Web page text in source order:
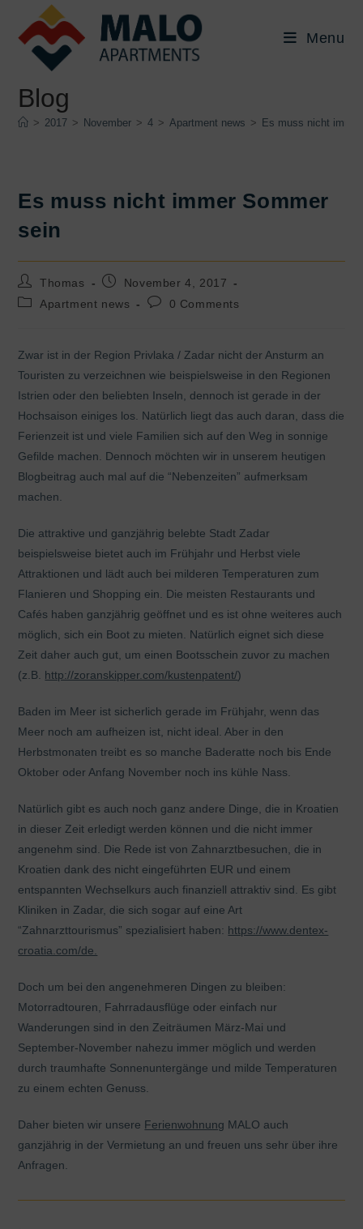
content
Menu
Blog
> 2017 > November > 4 > Apartment news > Es muss nicht
Es muss nicht immer Sommer
sein
Post
author:
Thomas
Post
published:
November 4, 2017
PostApartment news
Post0 Comments
Zwar ist in der Region Privlaka / Zadar nicht der Ansturm an
Touristen zu verzeichnen wie beispielsweise in den Regionen
Istrien oder den beliebten Inseln, dennoch ist gerade in der
Hochsaison einiges los. Natürlich liegt das auch daran, dass die
Ferienzeit ist und viele Familien sich auf den Weg in sonnige
Gefilde machen. Dennoch möchten wir in unserem heutigen
Blogbeitrag auch mal auf die “Nebenzeiten” aufmerksam
machen.
Die attraktive und ganzjährig belebte Stadt Zadar
beispielsweise bietet auch im Frühjahr und Herbst viele
Attraktionen und lädt auch bei milderen Temperaturen zum
Flanieren und Shopping ein. Die meisten Restaurants und
Cafés haben ganzjährig geöffnet und es ist ohne weiteres auch
möglich, sich ein Boot zu mieten. Natürlich eignet sich diese
Zeit daher auch gut, um einen Bootsschein zuvor zu machen
(z.B. http://zoranskipper.com/kustenpatent/)
Baden im Meer ist sicherlich gerade im Frühjahr, wenn das
Meer noch am aufheizen ist, nicht ideal. Aber in den
Herbstmonaten treibt es so manche Baderatte noch bis Ende
Oktober oder Anfang November noch ins kühle Nass.
Natürlich gibt es auch noch ganz andere Dinge, die in Kroatien
in dieser Zeit erledigt werden können und die nicht immer
angenehm sind. Die Rede ist von Zahnarztbesuchen, die in
Kroatien dank des nicht eingeführten EUR und einem
entspannten Wechselkurs auch finanziell attraktiv sind. Es gibt
Kliniken in Zadar, die sich sogar auf eine Art
“Zahnarzttourismus” spezialisiert haben: https://www.dentex-
croatia.com/de.
Doch um bei den angenehmeren Dingen zu bleiben:
Motorradtouren, Fahrradausflüge oder einfach nur
Wanderungen sind in den Zeiträumen März-Mai und
September-November nahezu immer möglich und werden
durch traumhafte Sonnenuntergänge und milde Temperaturen
zu einem echten Genuss.
Daher bieten wir unsere Ferienwohnung MALO auch
ganzjährig in der Vermietung an und freuen uns sehr über ihre
Anfragen.